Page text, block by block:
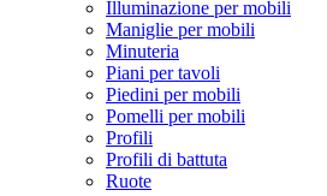
Illuminazione per mobili
Maniglie per mobili
Minuteria
Piani per tavoli
Piedini per mobili
Pomelli per mobili
Profili
Profili di battuta
Ruote